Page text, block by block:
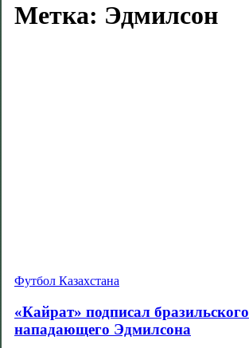
Метка: Эдмилсон
Футбол Казахстана
«Кайрат» подписал бразильского
нападающего Эдмилсона